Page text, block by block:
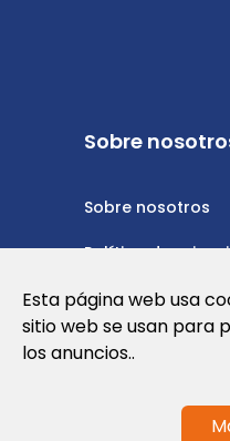
Sobre
Sobre nosotros
Política de
Política de
Nota Legal y
Esta página web usa
sitio web se usan para
los anuncios..